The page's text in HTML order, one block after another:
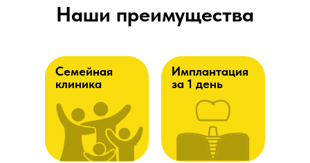
Наши преимущества
Семейная
клиника
Имплантация
за 1 день